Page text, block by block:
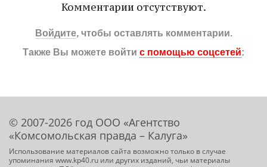
Комментарии отсутствуют.
Войдите, чтобы оставлять комментарии.
Также Вы можете войти с помощью соцсетей:
© 2007-2026 год ООО «Агентство
«Комсомольская правда – Калуга»
Использование материалов сайта возможно только в случае
упоминания www.kp40.ru или других изданий, чьи материалы